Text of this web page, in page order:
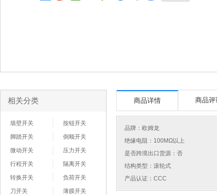
相关分类
墙壁开关
按钮开关
脚踏开关
倒顺开关
微动开关
压力开关
行程开关
隔离开关
转换开关
负荷开关
刀开关
薄膜开关
商品详情 商品评
品牌： 欧姆龙
绝缘电阻：100MΩ以上
是否跨境出口货源：否
结构类型：滚轮式
产品认证：CCC